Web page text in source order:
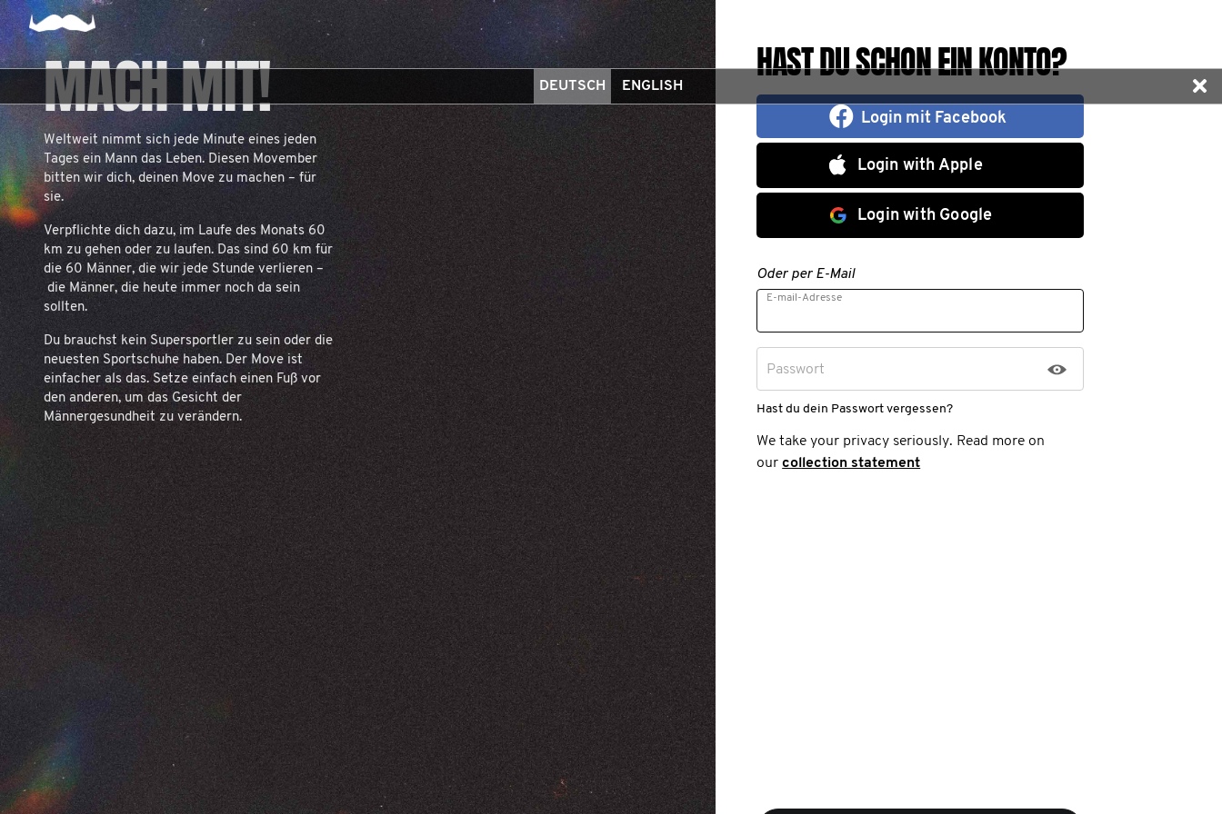
DEUTSCH ENGLISH
MACH MIT!
Weltweit nimmt sich jede Minute eines jeden
Tages ein Mann das Leben. Diesen Movember
bitten wir dich, deinen Move zu machen – für
sie.
Verpflichte dich dazu, im Laufe des Monats 60
km zu gehen oder zu laufen. Das sind 60 km für
die 60 Männer, die wir jede Stunde verlieren –
die Männer, die heute immer noch da sein
sollten.
Du brauchst kein Supersportler zu sein oder die
neuesten Sportschuhe haben. Der Move ist
einfacher als das. Setze einfach einen Fuß vor
den anderen, um das Gesicht der
Männergesundheit zu verändern.
HAST DU SCHON EIN KONTO?
Login mit Facebook
Login with Apple
Login with Google
Oder per E-Mail
E-mail-Adresse
Passwort
Hast du dein Passwort vergessen?
We take your privacy seriously. Read more on
ourcollection statement